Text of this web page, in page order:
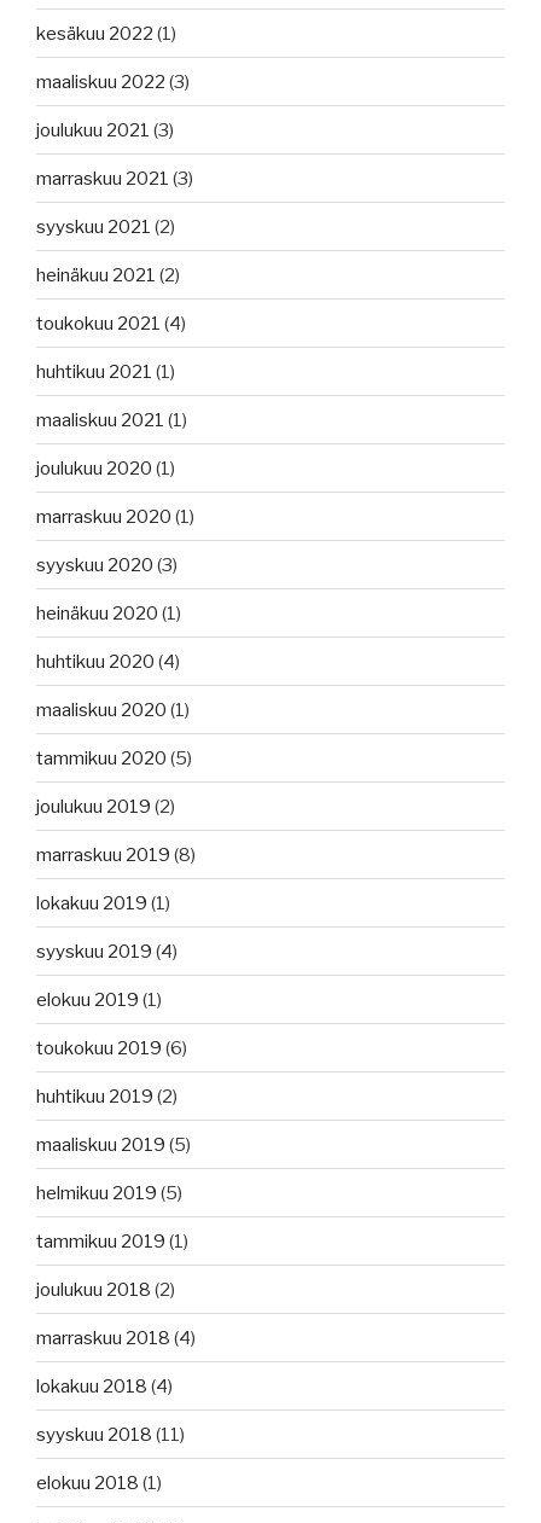
kesäkuu 2022 (1)
maaliskuu 2022 (3)
joulukuu 2021 (3)
marraskuu 2021 (3)
syyskuu 2021 (2)
heinäkuu 2021 (2)
toukokuu 2021 (4)
huhtikuu 2021 (1)
maaliskuu 2021 (1)
joulukuu 2020 (1)
marraskuu 2020 (1)
syyskuu 2020 (3)
heinäkuu 2020 (1)
huhtikuu 2020 (4)
maaliskuu 2020 (1)
tammikuu 2020 (5)
joulukuu 2019 (2)
marraskuu 2019 (8)
lokakuu 2019 (1)
syyskuu 2019 (4)
elokuu 2019 (1)
toukokuu 2019 (6)
huhtikuu 2019 (2)
maaliskuu 2019 (5)
helmikuu 2019 (5)
tammikuu 2019 (1)
joulukuu 2018 (2)
marraskuu 2018 (4)
lokakuu 2018 (4)
syyskuu 2018 (11)
elokuu 2018 (1)